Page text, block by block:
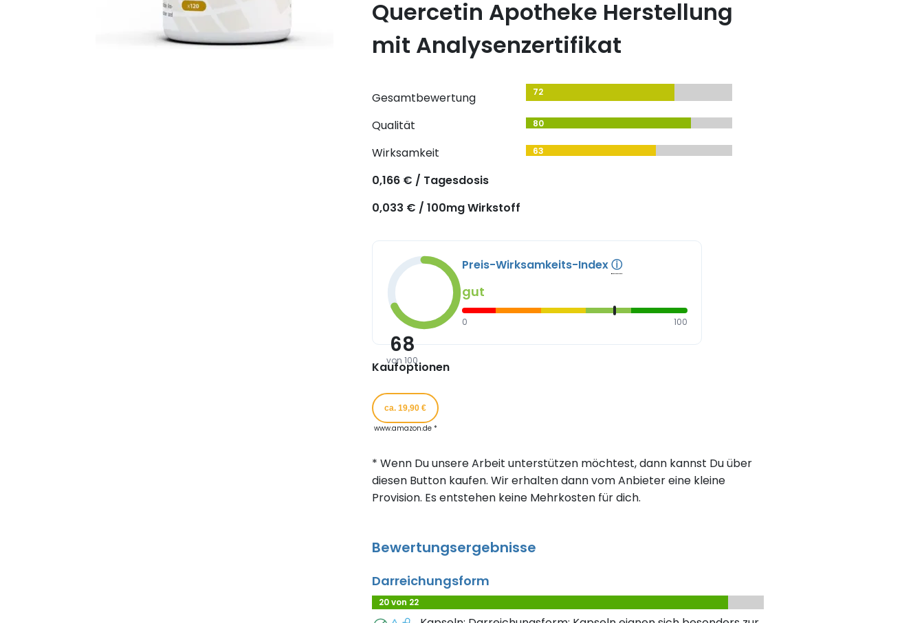
Quercetin Apotheke Herstellung
mit Analysenzertifikat
Gesamtbewertung 72
Qualität 80
Wirksamkeit 63
0,166 € / Tagesdosis
0,033 € / 100mg Wirkstoff
68
von 100
Preis-Wirksamkeits-Indexⓘ
gut
0 100
Kaufoptionen
ca. 19,90 €
www.amazon.de *
* Wenn Du unsere Arbeit unterstützen möchtest, dann kannst Du über
diesen Button kaufen. Wir erhalten dann vom Anbieter eine kleine
Provision. Es entstehen keine Mehrkosten für dich.
Bewertungsergebnisse
Darreichungsform
20 von 22